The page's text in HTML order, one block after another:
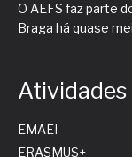
O AEFS faz parte
Braga há quase
Atividades
EMAEI
ERASMUS+